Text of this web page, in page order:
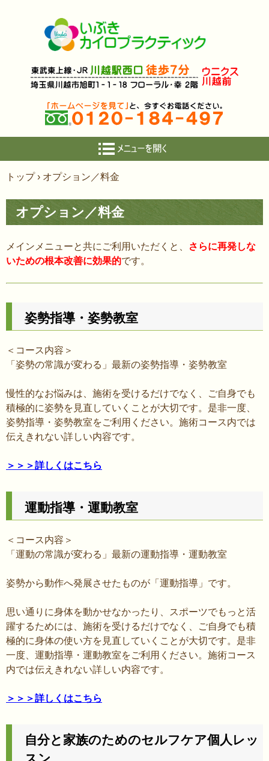
ン
テ
ツ
へ
ス
ッ
トップ › オプション／料金
オプション／料金
メインメニューと共にご利用いただくと、
さらに再発しな
いための根本改善に効果的です。
姿勢指導・姿勢教室
＜コース内容＞
「姿勢の常識が変わる」最新の姿勢指導・姿勢教室
慢性的なお悩みは、施術を受けるだけでなく、ご自身でも
積極的に姿勢を見直していくことが大切です。是非一度、
姿勢指導・姿勢教室をご利用ください。施術コース内では
伝えきれない詳しい内容です。
＞＞＞詳しくはこちら
運動指導・運動教室
＜コース内容＞
「運動の常識が変わる」最新の運動指導・運動教室
姿勢から動作へ発展させたものが「運動指導」です。
思い通りに身体を動かせなかったり、スポーツでもっと活
躍するためには、施術を受けるだけでなく、ご自身でも積
極的に身体の使い方を見直していくことが大切です。是非
一度、運動指導・運動教室をご利用ください。施術コース
内では伝えきれない詳しい内容です。
＞＞＞詳しくはこちら
自分と家族のためのセルフケア個人レッ